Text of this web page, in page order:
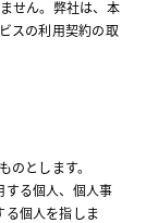
せん。弊社は、本
スの利用契約の取
とします。
する個人、個人事
個人を指しま